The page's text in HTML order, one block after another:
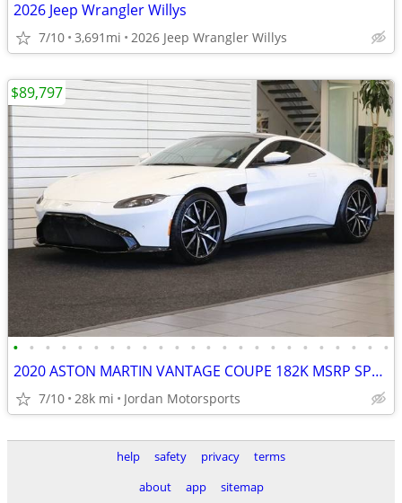
2026 Jeep Wrangler Willys
7/10 3,691mi 2026 Jeep Wrangler Willys
• • • • • • • • • • • • • • • • • • • • • • • •
2020 ASTON MARTIN VANTAGE COUPE 182K MSRP SPORT+ LOADED 2021 2022 2019
7/10 28k mi Jordan Motorsports
$89,797
help safety privacy
terms
about
app sitemap